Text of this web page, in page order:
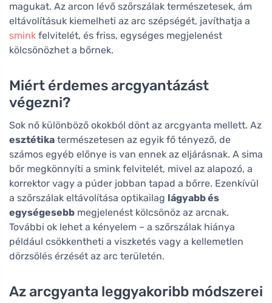
magukat. Az arcon lévő szőrszálak természetesek, ám
eltávolításuk kiemelheti az arc szépségét, javíthatja a
smink felvitelét, és friss, egységes megjelenést
kölcsönözhet a bőrnek.
Miért érdemes arcgyantázást
végezni?
Sok nő különböző okokból dönt az arcgyanta mellett. Az
esztétika természetesen az egyik fő tényező, de
számos egyéb előnye is van ennek az eljárásnak. A sima
bőr megkönnyíti a smink felvitelét, mivel az alapozó, a
korrektor vagy a púder jobban tapad a bőrre. Ezenkívül
a szőrszálak eltávolítása optikailag lágyabb és
egységesebb megjelenést kölcsönöz az arcnak.
További ok lehet a kényelem – a szőrszálak hiánya
például csökkentheti a viszketés vagy a kellemetlen
dörzsölés érzését az arc területén.
Az arcgyanta leggyakoribb módszerei